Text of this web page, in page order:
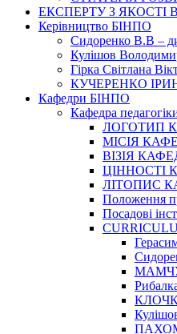
ЕКСПЕРТУ З ЯКОСТІ
Керівництво БІНПО
Сидоренко В.В –
Кулішов
Гірка Світлана
КУЧЕРЕНКО
Кафедри БІНПО
Кафедра
ЛОГОТИП
МІСІЯ
ВІЗІЯ
ЦІННОСТІ
ЛІТОПИС
Положення
Посадові